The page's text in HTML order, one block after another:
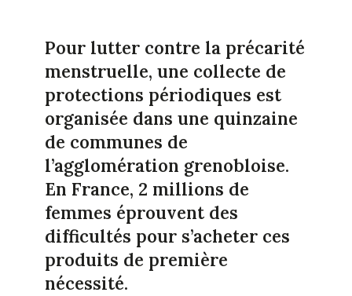
Pour lutter contre la précarité
menstruelle, une collecte de
protections périodiques est
organisée dans une quinzaine
de communes de
l’agglomération grenobloise.
En France, 2 millions de
femmes éprouvent des
difficultés pour s’acheter ces
produits de première
nécessité.